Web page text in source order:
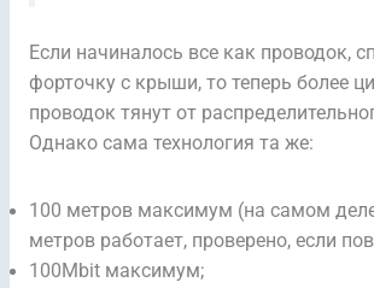
Если начиналось все как проводок,
форточку с крыши, то теперь более
проводок тянут от
Однако сама технология та же:
100 метров максимум (на самом
метров работает, проверено, если
100Mbit максимум;